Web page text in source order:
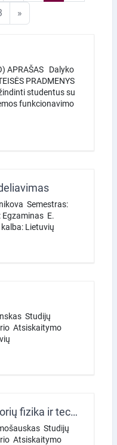
23 puslapis
»Kitas puslapis
APRAŠAS Dalyko
PRADMENYS
studentus su
funkcionavimo
Semestras:
E.
Lietuvių
Studijų
Atsiskaitymo
Šviesos šaltinių ir detektorių fizika ir technologija
Studijų
Atsiskaitymo